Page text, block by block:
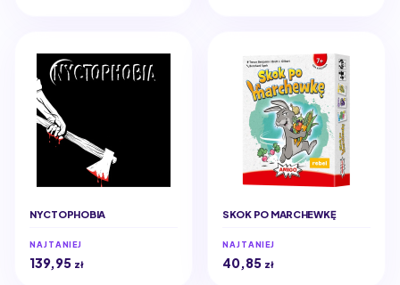
NYCTOPHOBIA
NAJTANIEJ
139,95 zł
SKOK PO MARCHEWKĘ
NAJTANIEJ
40,85 zł